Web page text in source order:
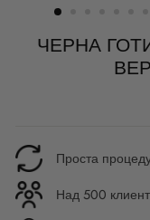
ЧЕРНА
Проста
Над 500